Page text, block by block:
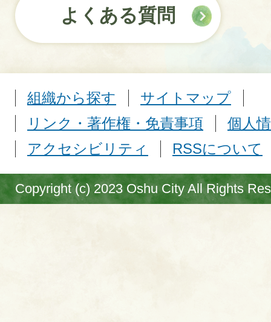
よくある質問
組織から探す
サイトマップ
リンク・著作権・免責事項
個人
アクセシビリティ
RSSについて
Copyright (c) 2023 Oshu City All Rights